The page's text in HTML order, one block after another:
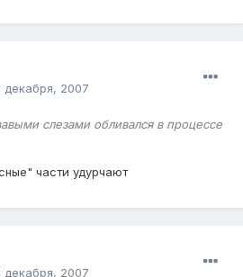
декабря, 2007
слезами обливался в процессе
части удурчают
декабря, 2007